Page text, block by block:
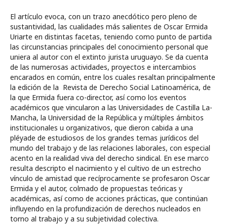
El artículo evoca, con un trazo anecdótico pero pleno de
sustantividad, las cualidades más salientes de Oscar Ermida
Uriarte en distintas facetas, teniendo como punto de partida
las circunstancias principales del conocimiento personal que
uniera al autor con el extinto jurista uruguayo. Se da cuenta
de las numerosas actividades, proyectos e intercambios
encarados en común, entre los cuales resaltan principalmente
la edición de la Revista de Derecho Social Latinoamérica, de
la que Ermida fuera co-director, así como los eventos
académicos que vincularon a las Universidades de Castilla La-
Mancha, la Universidad de la República y múltiples ámbitos
institucionales u organizativos, que dieron cabida a una
pléyade de estudiosos de los grandes temas jurídicos del
mundo del trabajo y de las relaciones laborales, con especial
acento en la realidad viva del derecho sindical. En ese marco
resulta descripto el nacimiento y el cultivo de un estrecho
vínculo de amistad que recíprocamente se profesaron Oscar
Ermida y el autor, colmado de propuestas teóricas y
académicas, así como de acciones prácticas, que continúan
influyendo en la profundización de derechos nucleados en
torno al trabajo y a su subjetividad colectiva.